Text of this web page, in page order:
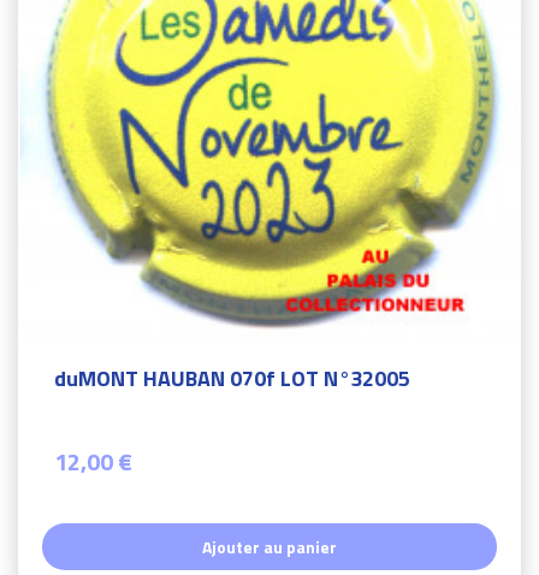
duMONT HAUBAN 070f LOT N°32005
12,00 €
Ajouter au panier